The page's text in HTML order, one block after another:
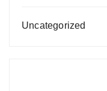
Uncategorized